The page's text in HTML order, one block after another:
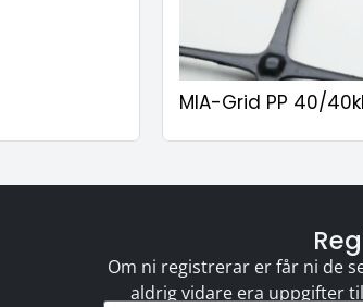
MIA-Grid PP 40/
Om ni registrerar er får ni de
aldrig vidare era uppgifter